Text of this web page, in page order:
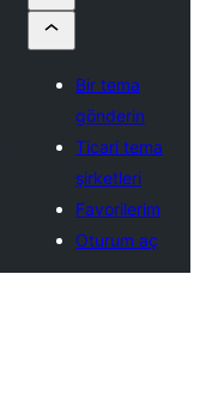
Bir tema
gönderin
Ticari tema
şirketleri
Favorilerim
Oturum aç